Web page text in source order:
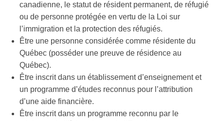
canadienne, le statut de résident permanent, de réfugié
ou de personne protégée en vertu de la Loi sur
l’immigration et la protection des réfugiés.
Être une personne considérée comme résidente du
Québec (posséder une preuve de résidence au
Québec).
Être inscrit dans un établissement d’enseignement et
un programme d’études reconnus pour l’attribution
d’une aide financière.
Être inscrit dans un programme reconnu par le